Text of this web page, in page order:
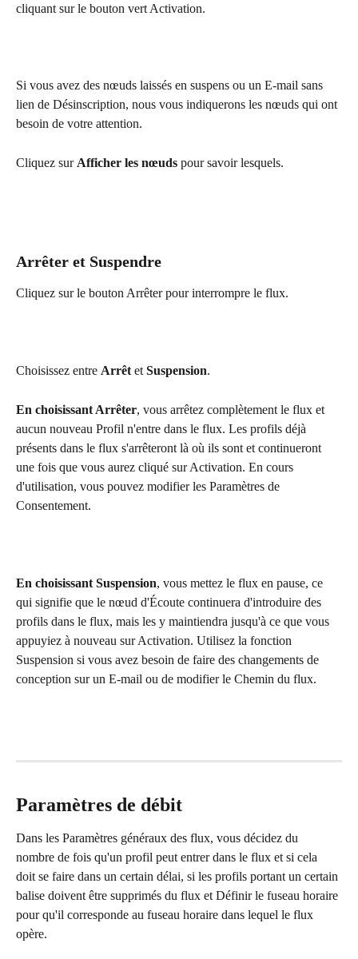
cliquant sur le bouton vert Activation.
Si vous avez des nœuds laissés en suspens ou un E-mail sans
lien de Désinscription, nous vous indiquerons les nœuds qui ont
besoin de votre attention.
Cliquez sur Afficher les nœuds pour savoir lesquels.
Arrêter et Suspendre
Cliquez sur le bouton Arrêter pour interrompre le flux.
Choisissez entre Arrêt et Suspension.
En choisissant Arrêter, vous arrêtez complètement le flux et
aucun nouveau Profil n'entre dans le flux. Les profils déjà
présents dans le flux s'arrêteront là où ils sont et continueront
une fois que vous aurez cliqué sur Activation. En cours
d'utilisation, vous pouvez modifier les Paramètres de
Consentement.
En choisissant Suspension, vous mettez le flux en pause, ce
qui signifie que le nœud d'Écoute continuera d'introduire des
profils dans le flux, mais les y maintiendra jusqu'à ce que vous
appuyiez à nouveau sur Activation. Utilisez la fonction
Suspension si vous avez besoin de faire des changements de
conception sur un E-mail ou de modifier le Chemin du flux.
Paramètres de débit
Dans les Paramètres généraux des flux, vous décidez du
nombre de fois qu'un profil peut entrer dans le flux et si cela
doit se faire dans un certain délai, si les profils portant un certain
balise doivent être supprimés du flux et Définir le fuseau horaire
pour qu'il corresponde au fuseau horaire dans lequel le flux
opère.